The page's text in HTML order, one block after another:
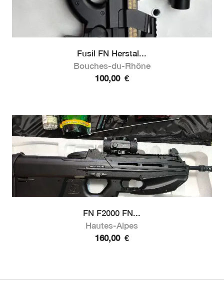
Fusil FN Herstal...
Bouches-du-Rhône
100,00 €
FN F2000 FN...
Hautes-Alpes
160,00 €